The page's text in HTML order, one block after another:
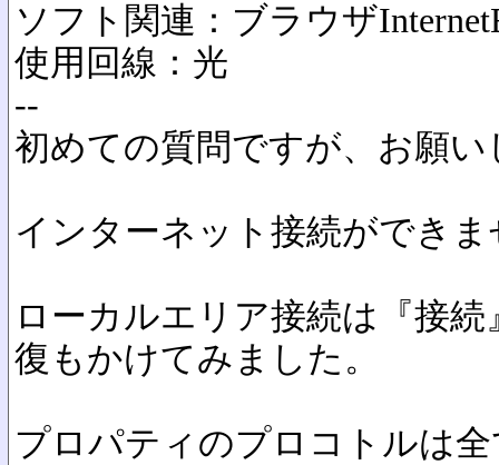
ソフト関連：ブラウザ
使用回線：光
--
初めての質問ですが、お願い
インターネット接続ができま
ローカルエリア接続は『接
復もかけてみました。
プロパティのプロコトルは